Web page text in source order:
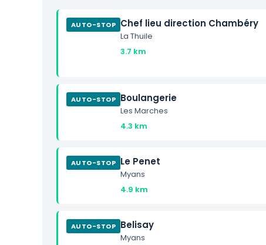
AUTO-STOP Chef lieu direction Chambéry
La Thuile
3.7 km
AUTO-STOP Boulangerie
Les Marches
4.3 km
AUTO-STOP Le Penet
Myans
4.9 km
AUTO-STOP Belisay
Myans